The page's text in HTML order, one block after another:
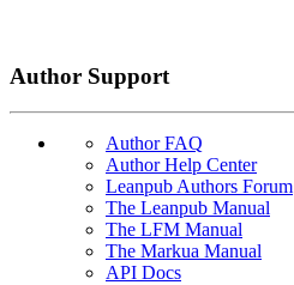
Author Support
Author FAQ
Author Help Center
Leanpub Authors Forum
The Leanpub Manual
The LFM Manual
The Markua Manual
API Docs